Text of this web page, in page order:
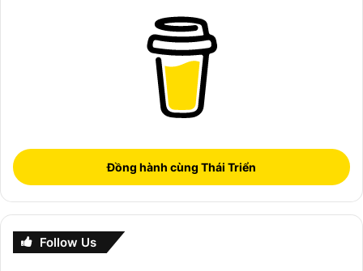
Đồng hành cùng Thái Triển
Follow Us